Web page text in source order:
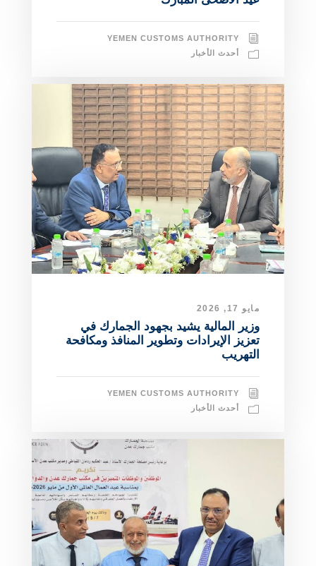
YEMEN CUSTOMS AUTHORITY
أحدث الأخبار
مايو 17, 2026
وزير المالية يشيد بجهود الجمارك في
تعزيز الإيرادات وتطوير المنافذ ومكافحة
التهريب
YEMEN CUSTOMS AUTHORITY
أحدث الأخبار